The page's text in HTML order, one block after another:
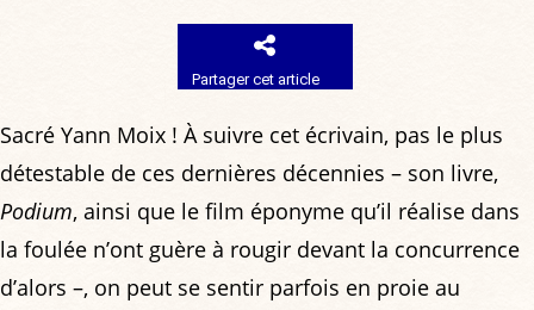
Partager cet article
Sacré Yann Moix ! À suivre cet écrivain, pas le plus
détestable de ces dernières décennies – son livre,
Podium, ainsi que le film éponyme qu’il réalise dans
la foulée n’ont guère à rougir devant la concurrence
d’alors –, on peut se sentir parfois en proie au